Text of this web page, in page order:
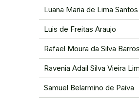
Luana Maria de Lima Santos
Luis de Freitas Araujo
Rafael Moura da Silva Barros
Ravenia Adail Silva Vieira
Samuel Belarmino de Paiva